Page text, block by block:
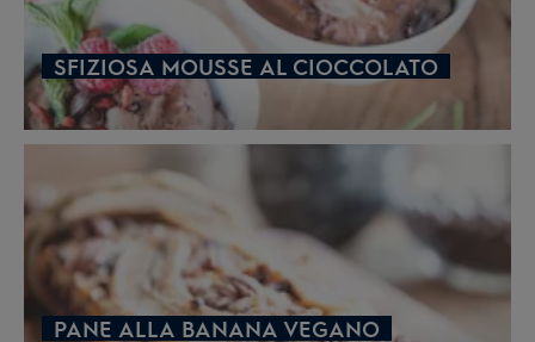
SFIZIOSA MOUSSE AL CIOCCOLATO
PANE ALLA BANANA VEGANO